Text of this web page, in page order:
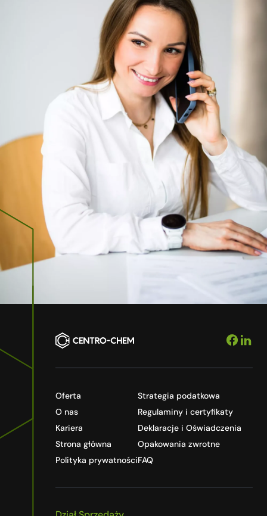
Oferta
O nas
Kariera
Strona główna
Polityka prywatności
Strategia podatkowa
Regulaminy i certyfikaty
Deklaracje i Oświadczenia
Opakowania zwrotne
FAQ